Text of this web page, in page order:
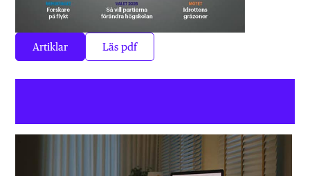
Artiklar Läs pdf